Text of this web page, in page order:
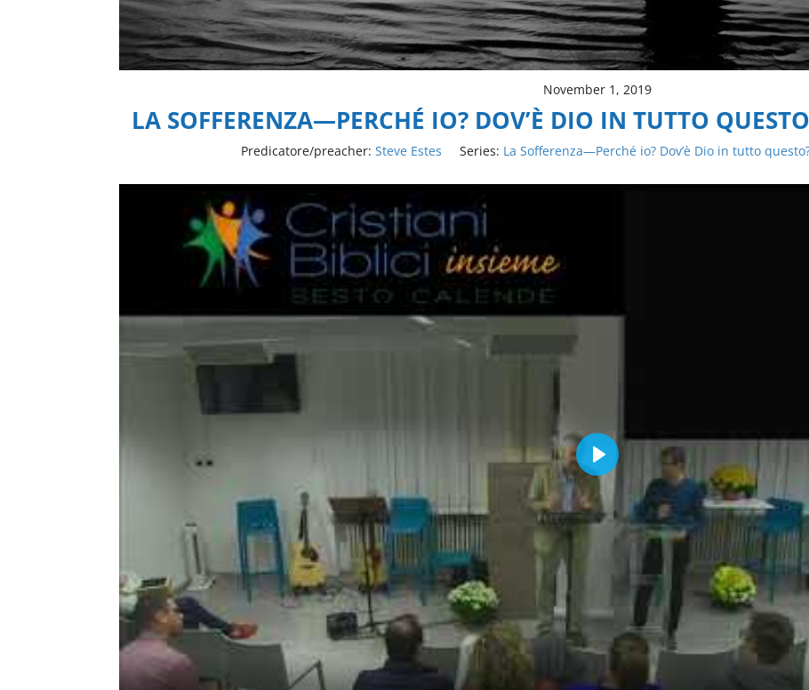
November 1, 2019
LA SOFFERENZA—PERCHÉ IO? DOV’È DIO IN TUTTO
Predicatore/preacher: Steve Estes Series: La Sofferenza—Perché io? Dov’è Dio in tutto
Play